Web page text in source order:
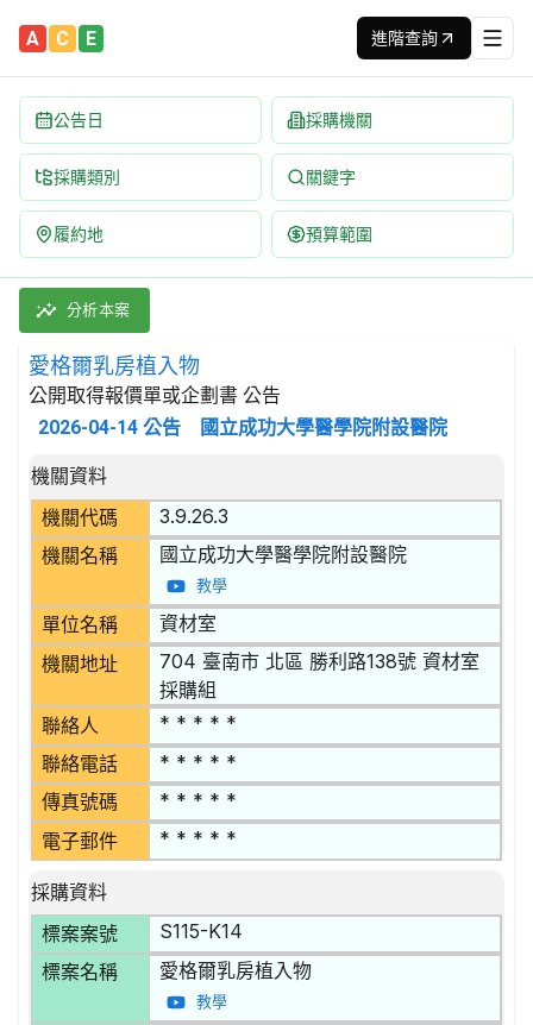
A C E 進階查詢
公告日 採購機關
採購類別 關鍵字
履約地 預算範圍
愛格爾乳房植入物 招標公告 | 案號：S115-K14 | 公開取得報
採購類別：財物類 醫療,外科及矯形設備 | 招標方式：公開
分析本案
愛格爾乳房植入物
公開取得報價單或企劃書 公告
2026-04-14 公告 國立成功大學醫學院附設醫院
招標公告詳細內容
機關資料
機關代碼
3.9.26.3
機關名稱 國立成功大學醫學院附設醫院
教學
單位名稱 資材室
機關地址
704 臺南市 北區 勝利路138號 資材室
採購組
聯絡人 * * * * *
聯絡電話 * * * * *
傳真號碼 * * * * *
電子郵件 * * * * *
採購資料
標案案號
S115-K14
標案名稱 愛格爾乳房植入物
教學